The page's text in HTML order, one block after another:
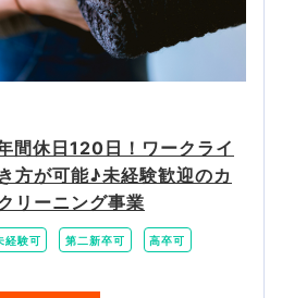
休日120日！ワークライ
方が可能♪未経験歓迎のカ
リーニング事業
経験可 第二新卒可 高卒可